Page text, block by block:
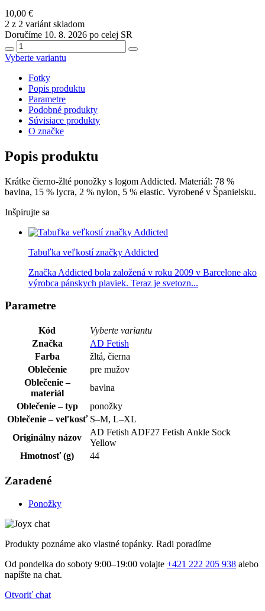
10,00 €
2 z 2 variánt skladom
Doručíme 10. 8. 2026 po celej SR
Vyberte variantu
Fotky
Popis produktu
Parametre
Podobné produkty
Súvisiace produkty
O značke
Popis produktu
Krátke čierno-žlté ponožky s logom Addicted. Materiál: 78 %
bavlna, 15 % lycra, 2 % nylon, 5 % elastic. Vyrobené v Španielsku.
Inšpirujte sa
Tabuľka veľkostí značky Addicted
Značka Addicted bola založená v roku 2009 v Barcelone ako
výrobca pánskych plaviek. Teraz je svetozn...
Parametre
Kód
Vyberte variantu
Značka
AD Fetish
Farba
žltá, čierna
Oblečenie
pre mužov
Oblečenie –
materiál
bavlna
Oblečenie – typ
ponožky
Oblečenie – veľkosť S–M, L–XL
Originálny názov
AD Fetish ADF27 Fetish Ankle Sock
Yellow
Hmotnosť (g)
44
Zaradené
Ponožky
Produkty poznáme ako vlastné topánky. Radi poradíme
Od pondelka do soboty 9:00–19:00 volajte +421 222 205 938 alebo
napíšte na chat.
Otvoriť chat